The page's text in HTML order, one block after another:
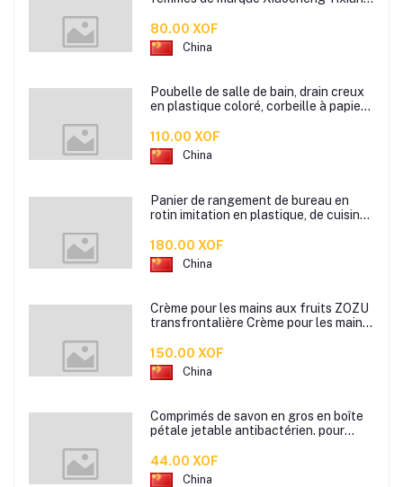
80.00 XOF
China
Poubelle de salle de bain, drain creux
en plastique coloré, corbeille à papier
110.00 XOF
China
Panier de rangement de bureau en
rotin imitation en plastique, de cuisine
de rangement de salle de bain
180.00 XOF
China
Crème pour les mains aux fruits ZOZU
transfrontalière Crème pour les mains
80g
150.00 XOF
China
Comprimés de savon en gros en boîte
pétale jetable antibactérien. pour
des mini comprimés de lavage des
mains en papier savon
44.00 XOF
China